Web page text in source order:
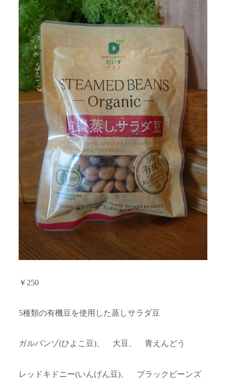
￥250
5種類の有機豆を使用した蒸しサラダ豆
ガルバンゾ(ひよこ豆)、 大豆、 青えんどう
レッドキドニー(いんげん豆)、 ブラックビーンズ